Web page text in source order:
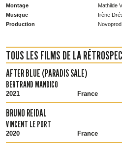
Montage
Mathilde
Musique
Irène
Production
TOUS LES FILMS DE LA
AFTER BLUE (PARADIS SALE)
BERTRAND MANDICO
2021 France
BRUNO REIDAL
VINCENT LE PORT
2020 France